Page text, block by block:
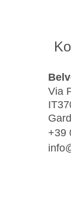
Via
+39